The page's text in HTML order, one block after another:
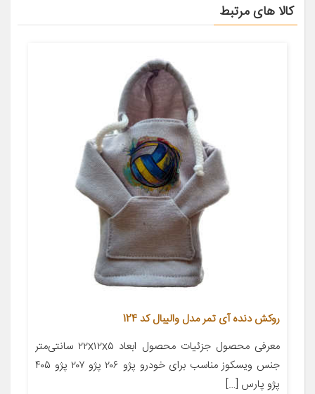
کالا های مرتبط
روکش دنده آی تمر مدل والیبال کد 124
معرفی محصول جزئیات محصول ابعاد ۲۲x۱۲x۵ سانتی‌متر
جنس ویسکوز مناسب برای خودرو پژو ۲۰۶ پژو ۲۰۷ پژو ۴۰۵
پژو پارس […]